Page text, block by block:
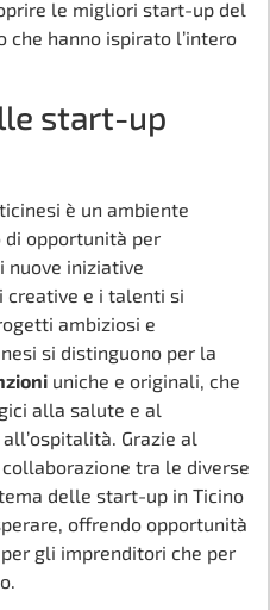
le migliori start-up del
che hanno ispirato l’intero
start-up
è un ambiente
di opportunità per
nuove iniziative
creative e i talenti si
ambiziosi e
si distinguono per la
uniche e originali, che
alla salute e al
Grazie al
tra le diverse
delle start-up in Ticino
offrendo opportunità
gli imprenditori che per